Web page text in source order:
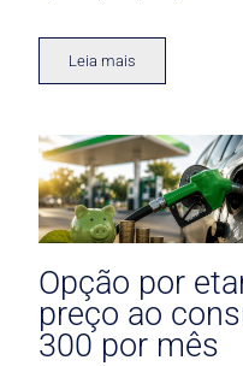
Leia mais
Opção por
preço ao
300 por mês